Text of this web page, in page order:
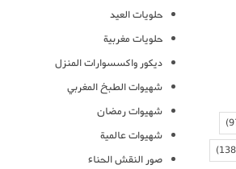
حلويات العيد
حلويات مغربية
ديكور واكسسوارات المنزل
شهيوات الطبخ المغربي
شهيوات رمضان
شهيوات عالمية
صور النقش الحناء